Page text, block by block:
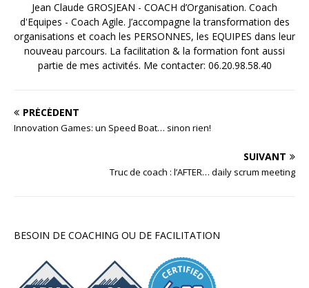
Jean Claude GROSJEAN - COACH d’Organisation. Coach
d'Equipes - Coach Agile. J’accompagne la transformation des
organisations et coach les PERSONNES, les EQUIPES dans leur
nouveau parcours. La facilitation & la formation font aussi
partie de mes activités. Me contacter: 06.20.98.58.40
PRÉCÉDENT
Innovation Games: un Speed Boat… sinon rien!
SUIVANT
Truc de coach : l’AFTER… daily scrum meeting
BESOIN DE COACHING OU DE FACILITATION